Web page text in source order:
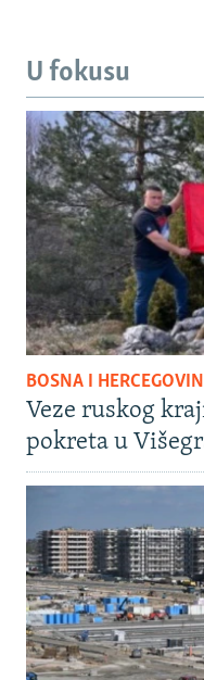
U fokusu
BOSNA I
Veze ruskog
pokreta u